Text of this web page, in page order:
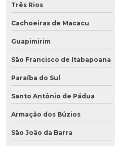
Três Rios
Cachoeiras de Macacu
Guapimirim
São Francisco de Itabapoana
Paraíba do Sul
Santo Antônio de Pádua
Armação dos Búzios
São João da Barra